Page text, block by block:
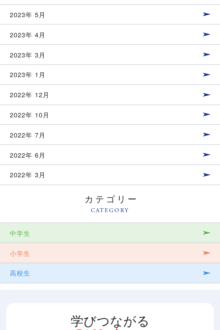
2023年 5月
2023年 4月
2023年 3月
2023年 1月
2022年 12月
2022年 10月
2022年 7月
2022年 6月
2022年 3月
カテゴリー
CATEGORY
中学生
小学生
高校生
学びつながる